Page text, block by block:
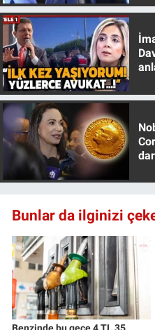
Bunlar da ilginizi
Yerel Yaşam
Canlı Yayın